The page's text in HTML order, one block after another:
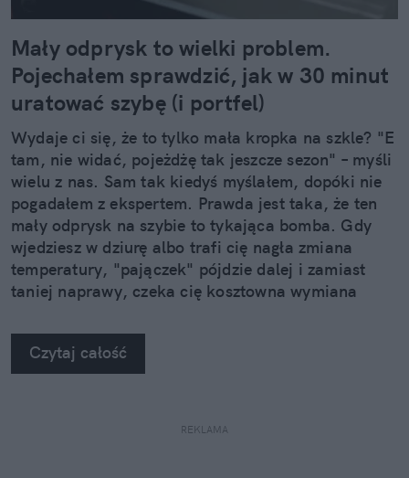
Mały odprysk to wielki problem.
Pojechałem sprawdzić, jak w 30 minut
uratować szybę (i portfel)
Wydaje ci się, że to tylko mała kropka na szkle? "E
tam, nie widać, pojeżdżę tak jeszcze sezon" – myśli
wielu z nas. Sam tak kiedyś myślałem, dopóki nie
pogadałem z ekspertem. Prawda jest taka, że ten
mały odprysk na szybie to tykająca bomba. Gdy
wjedziesz w dziurę albo trafi cię nagła zmiana
temperatury, "pajączek" pójdzie dalej i zamiast
taniej naprawy, czeka cię kosztowna wymiana
na własne oczy zobaczyć, jak profesjonaliści radzą
sobie z takimi uszkodzeniami.
Czytaj całość
REKLAMA